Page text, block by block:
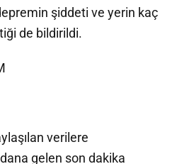
şiddeti ve yerin kaç
de bildirildi.
verilere
gelen son dakika